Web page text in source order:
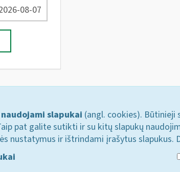
slapukai (angl. cookies).
pat galite sutikti ir su kitų slapukų
nustatymus ir ištrindami įrašytus slapukus.